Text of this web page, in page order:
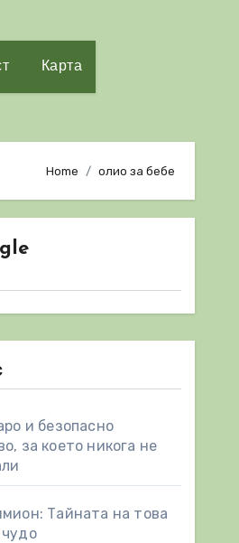
Карта
Home олио за бебе
и безопасно
за което никога не
Тайната на това